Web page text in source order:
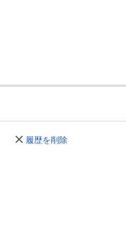
履歴を削除